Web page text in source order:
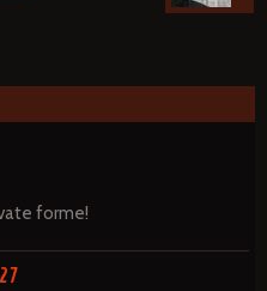
forme!